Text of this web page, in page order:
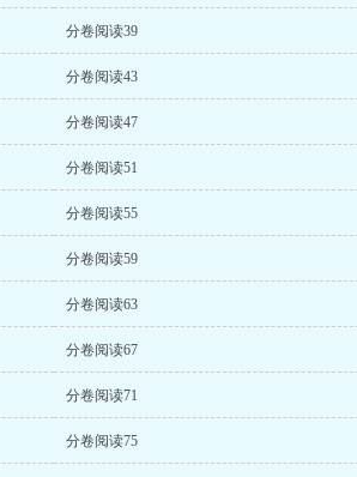
分卷阅读39
分卷阅读43
分卷阅读47
分卷阅读51
分卷阅读55
分卷阅读59
分卷阅读63
分卷阅读67
分卷阅读71
分卷阅读75